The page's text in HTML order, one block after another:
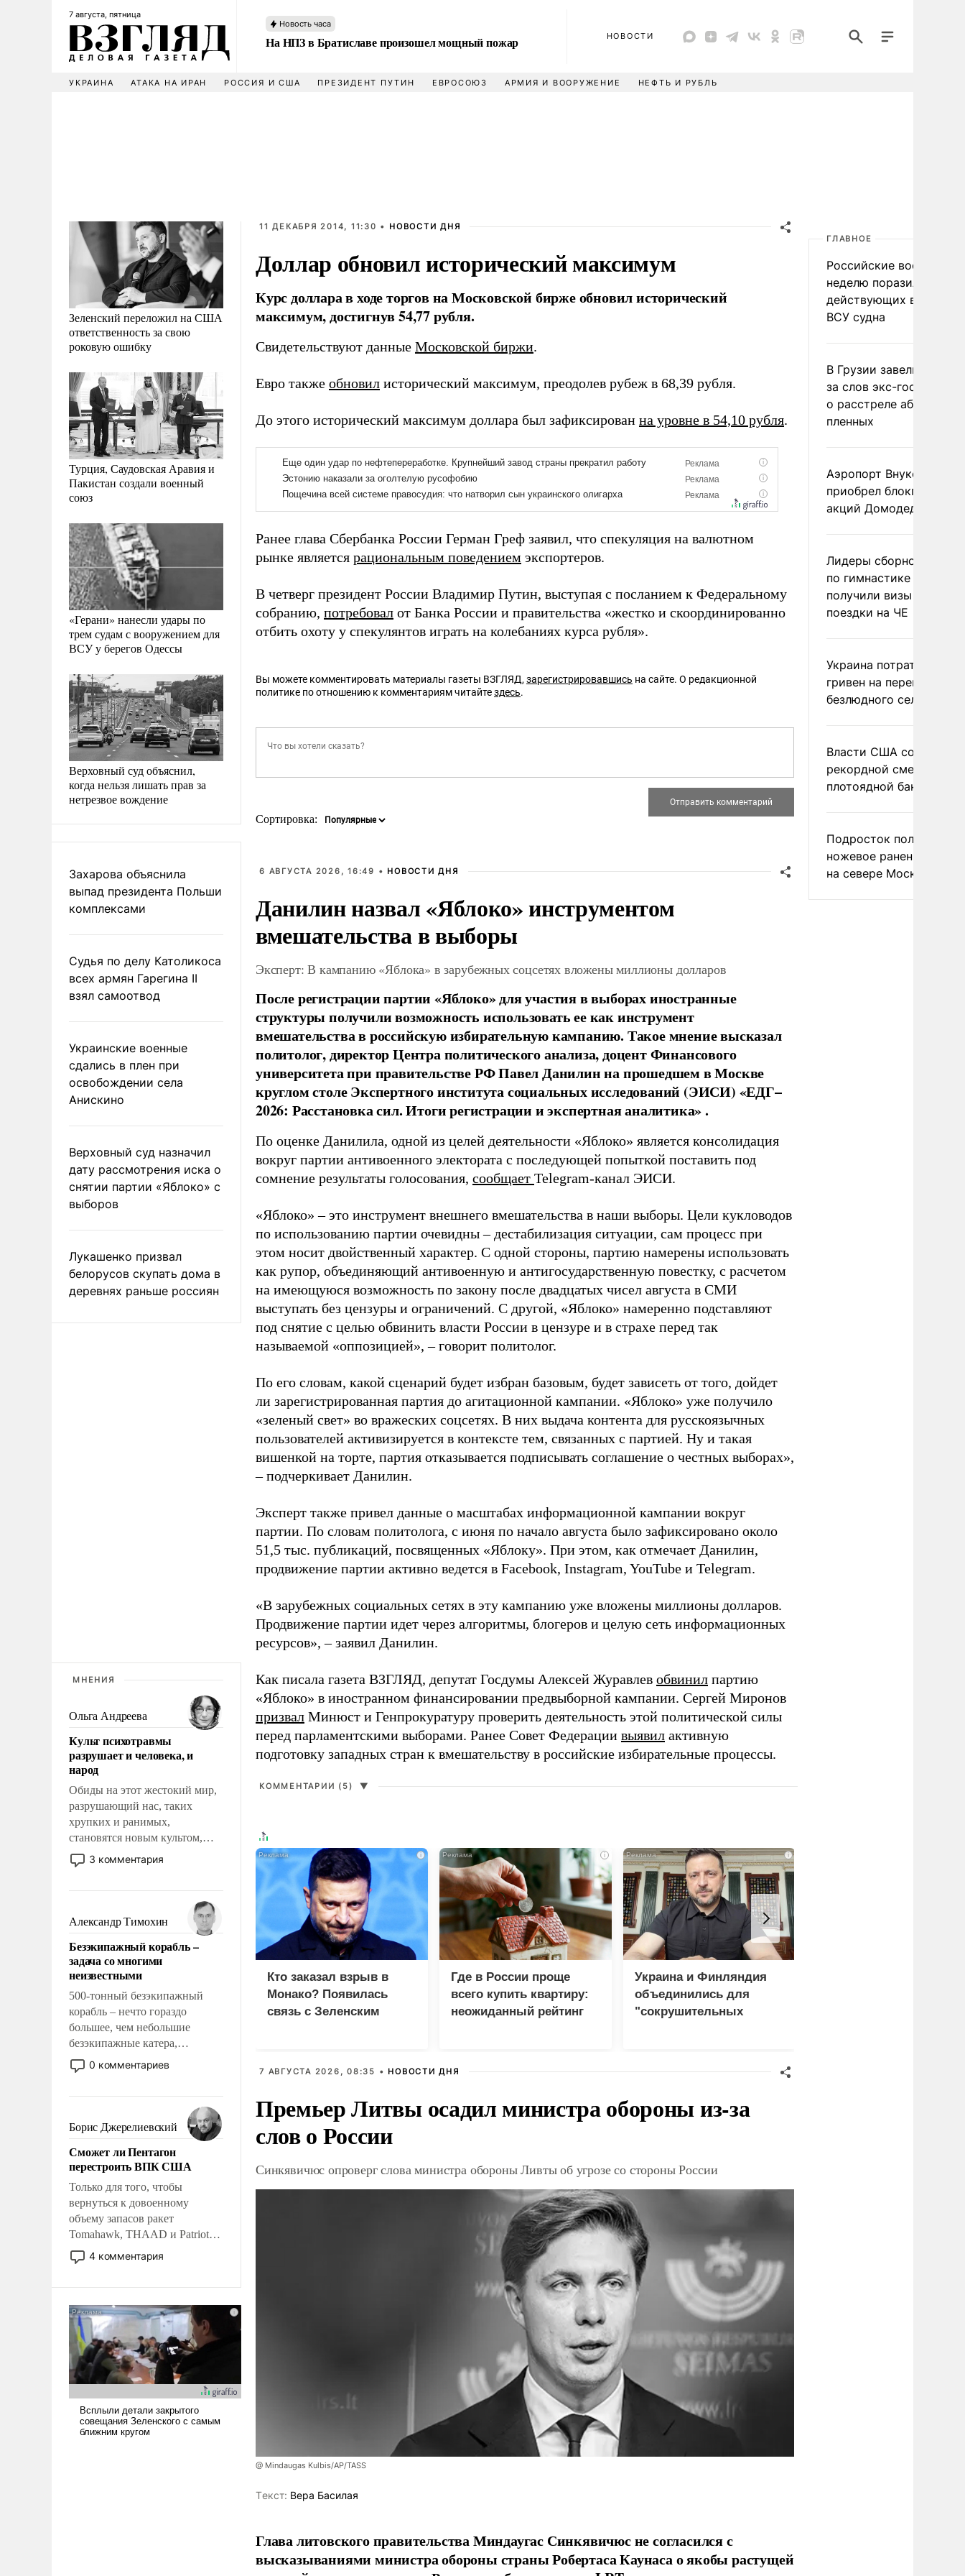
7 августа, пятница
Новость часа
На НПЗ в Братиславе произошел мощный пожар НОВОСТИ
УКРАИНА АТАКА НА ИРАН РОССИЯ И США ПРЕЗИДЕНТ ПУТИН ЕВРОСОЮЗ АРМИЯ И ВООРУЖЕНИЕ НЕФТЬ И РУБЛЬ
Зеленский переложил на США
ответственность за свою
роковую ошибку
Турция, Саудовская Аравия и
Пакистан создали военный
союз
«Герани» нанесли удары по
трем судам с вооружением для
ВСУ у берегов Одессы
Верховный суд объяснил,
когда нельзя лишать прав за
нетрезвое вождение
Захарова объяснила
выпад президента Польши
комплексами
Судья по делу Католикоса
всех армян Гарегина II
взял самоотвод
Украинские военные
сдались в плен при
освобождении села
Анискино
Верховный суд назначил
дату рассмотрения иска о
снятии партии «Яблоко» с
выборов
Лукашенко призвал
белорусов скупать дома в
деревнях раньше россиян
МНЕНИЯ
Ольга Андреева
Культ психотравмы
разрушает и человека, и
народ
Обиды на этот жестокий мир,
разрушающий нас, таких
хрупких и ранимых,
становятся новым культом,
постепенно вытесняя и
отменяя традиционное
мужественным и твердым под
ударами судьбы, брать на себя
ответственность, помогать
слабым, идти вперед и
адаптироваться.
3 комментария
Александр Тимохин
Безэкипажный корабль –
задача со многими
неизвестными
500-тонный безэкипажный
корабль – нечто гораздо
большее, чем небольшие
безэкипажные катера,
применение которых уже
стало обыденностью. Задача по
сложна и амбициозна. Однако
и ее реализация радикально
поднимет наши боевые
возможности.
0 комментариев
Борис Джерелиевский
Сможет ли Пентагон
перестроить ВПК США
Только для того, чтобы
вернуться к довоенному
объему запасов ракет
Tomahawk, THAAD и Patriot
США потребуется более трех
лет. Даже небольшая война с
Сложившаяся ситуация
означает многолетний период
уязвимости США, например,
перед Китаем.
4 комментария
11 ДЕКАБРЯ 2014, 11:30 • НОВОСТИ ДНЯ
Доллар обновил исторический максимум
Курс доллара в ходе торгов на Московской бирже обновил исторический
максимум, достигнув 54,77 рубля.
Свидетельствуют данные Московской биржи.
Евро также обновил исторический максимум, преодолев рубеж в 68,39 рубля.
До этого исторический максимум доллара был зафиксирован на уровне в 54,10 рубля.
Ранее глава Сбербанка России Герман Греф заявил, что спекуляция на валютном
рынке является рациональным поведением экспортеров.
В четверг президент России Владимир Путин, выступая с посланием к Федеральному
собранию, потребовал от Банка России и правительства «жестко и скоординированно
отбить охоту у спекулянтов играть на колебаниях курса рубля».
Вы можете комментировать материалы газеты ВЗГЛЯД, зарегистрировавшись на сайте. О редакционной
политике по отношению к комментариям читайтездесь.
Сортировка:
6 АВГУСТА 2026, 16:49 • НОВОСТИ ДНЯ
Данилин назвал «Яблоко» инструментом
вмешательства в выборы
Эксперт: В кампанию «Яблока» в зарубежных соцсетях вложены миллионы долларов
После регистрации партии «Яблоко» для участия в выборах иностранные
структуры получили возможность использовать ее как инструмент
вмешательства в российскую избирательную кампанию. Такое мнение высказал
политолог, директор Центра политического анализа, доцент Финансового
университета при правительстве РФ Павел Данилин на прошедшем в Москве
круглом столе Экспертного института социальных исследований (ЭИСИ) «ЕДГ–
2026: Расстановка сил. Итоги регистрации и экспертная аналитика» .
По оценке Данилила, одной из целей деятельности «Яблоко» является консолидация
вокруг партии антивоенного электората с последующей попыткой поставить под
сомнение результаты голосования, сообщает Telegram-канал ЭИСИ.
«Яблоко» – это инструмент внешнего вмешательства в наши выборы. Цели кукловодов
по использованию партии очевидны – дестабилизация ситуации, сам процесс при
этом носит двойственный характер. С одной стороны, партию намерены использовать
как рупор, объединяющий антивоенную и антигосударственную повестку, с расчетом
на имеющуюся возможность по закону после двадцатых чисел августа в СМИ
выступать без цензуры и ограничений. С другой, «Яблоко» намеренно подставляют
под снятие с целью обвинить власти России в цензуре и в страхе перед так
называемой «оппозицией», – говорит политолог.
По его словам, какой сценарий будет избран базовым, будет зависеть от того, дойдет
ли зарегистрированная партия до агитационной кампании. «Яблоко» уже получило
«зеленый свет» во вражеских соцсетях. В них выдача контента для русскоязычных
пользователей активизируется в контексте тем, связанных с партией. Ну и такая
вишенкой на торте, партия отказывается подписывать соглашение о честных выборах»,
– подчеркивает Данилин.
Эксперт также привел данные о масштабах информационной кампании вокруг
партии. По словам политолога, с июня по начало августа было зафиксировано около
51,5 тыс. публикаций, посвященных «Яблоку». При этом, как отмечает Данилин,
продвижение партии активно ведется в Facebook, Instagram, YouTube и Telegram.
«В зарубежных социальных сетях в эту кампанию уже вложены миллионы долларов.
Продвижение партии идет через алгоритмы, блогеров и целую сеть информационных
ресурсов», – заявил Данилин.
Как писала газета ВЗГЛЯД, депутат Госдумы Алексей Журавлев обвинил партию
«Яблоко» в иностранном финансировании предвыборной кампании. Сергей Миронов
призвал Минюст и Генпрокуратуру проверить деятельность этой политической силы
перед парламентскими выборами. Ранее Совет Федерации выявил активную
подготовку западных стран к вмешательству в российские избирательные процессы.
КОММЕНТАРИИ (5) ▼
i
Кто заказал взрыв в
Монако? Появилась
связь с Зеленским
i
Где в России проще
всего купить квартиру:
неожиданный рейтинг
i
Украина и Финляндия
объединились для
"сокрушительных
7 АВГУСТА 2026, 08:35 • НОВОСТИ ДНЯ
Премьер Литвы осадил министра обороны из-за
слов о России
Синкявичюс опроверг слова министра обороны Ливты об угрозе со стороны России
@ Mindaugas Kulbis/AP/TASS
Tекст: Вера Басилая
Глава литовского правительства Миндаугас Синкявичюс не согласился с
высказываниями министра обороны страны Робертаса Каунаса о якобы растущей
ГЛАВНОЕ
Российские военные за
неделю поразили 34
действующих в
ВСУ судна
В Грузии завели дело
за слов экс-
о расстреле абхазских
пленных
Аэропорт Внуково
приобрел блокпакет
акций Домодедово
Лидеры сборной
по гимнастике не
получили визы для
поездки на ЧЕ
Украина потратила 1
гривен на
безлюдного села
Власти США сообщили
рекордной смертности
плотоядной бактерии
Подросток получил
ножевое ранение в
на севере Москвы